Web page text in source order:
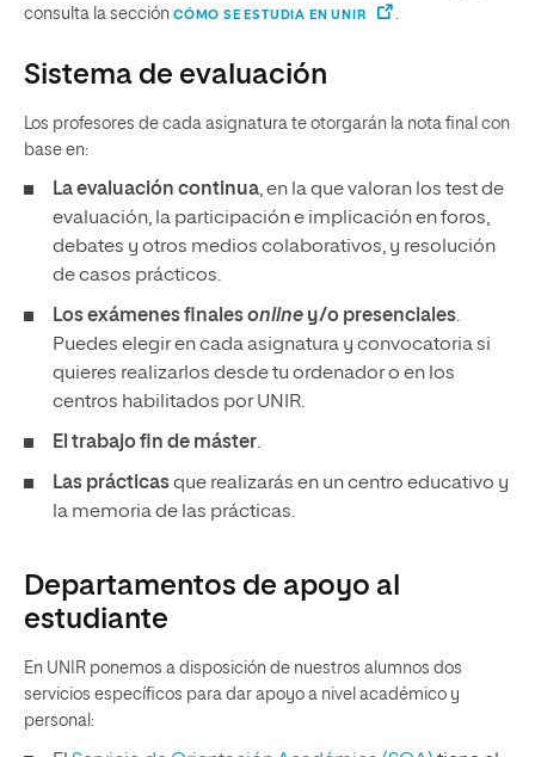
consulta la sección CÓMO SE ESTUDIA EN UNIR .
Sistema de evaluación
Los profesores de cada asignatura te otorgarán la nota final con
base en:
La evaluación continua, en la que valoran los test de
evaluación, la participación e implicación en foros,
debates y otros medios colaborativos, y resolución
de casos prácticos.
Los exámenes finalesonline y/o presenciales.
Puedes elegir en cada asignatura y convocatoria si
quieres realizarlos desde tu ordenador o en los
centros habilitados por UNIR.
El trabajo fin de máster.
Las prácticasque realizarás en un centro educativo y
la memoria de las prácticas.
Departamentos de apoyo al
estudiante
En UNIR ponemos a disposición de nuestros alumnos dos
servicios específicos para dar apoyo a nivel académico y
personal: